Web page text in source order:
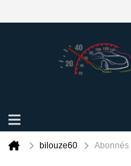
bilouze60 Abonnés